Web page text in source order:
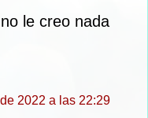
le creo nada
2022 a las 22:29